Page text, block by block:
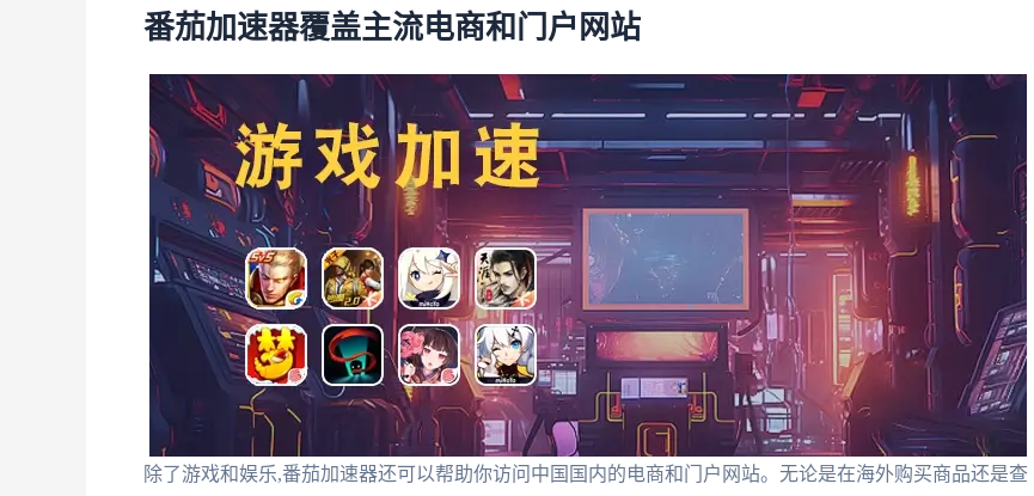
番茄加速器覆盖主流电商和门户网站
除了游戏和娱乐,番茄加速器还可以帮助你访问中国国内的电商和门户网站。无论是在海外购买商品还是查